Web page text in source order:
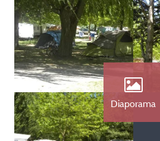
Diaporama